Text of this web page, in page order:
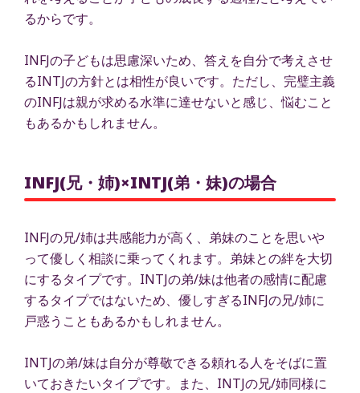
るからです。
INFJの子どもは思慮深いため、答えを自分で考えさせ
るINTJの方針とは相性が良いです。ただし、完璧主義
のINFJは親が求める水準に達せないと感じ、悩むこと
もあるかもしれません。
INFJ(兄・姉)×INTJ(弟・妹)の場合
INFJの兄/姉は共感能力が高く、弟妹のことを思いや
って優しく相談に乗ってくれます。弟妹との絆を大切
にするタイプです。INTJの弟/妹は他者の感情に配慮
するタイプではないため、優しすぎるINFJの兄/姉に
戸惑うこともあるかもしれません。
INTJの弟/妹は自分が尊敬できる頼れる人をそばに置
いておきたいタイプです。また、INTJの兄/姉同様に